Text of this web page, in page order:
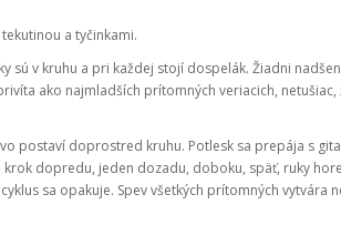
a tyčinkami.
sú v kruhu a pri každej stojí dospelák. Žiadni
ako najmladších prítomných veriacich, netušiac,
postaví doprostred kruhu. Potlesk sa prepája s
dopredu, jeden dozadu, doboku, späť, ruky
sa opakuje. Spev všetkých prítomných vytvára